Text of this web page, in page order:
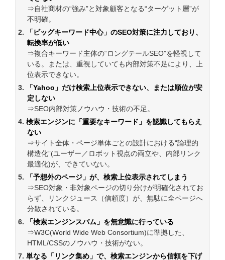
⇒自社商材の“強み”と対象顧客となる“ターゲット層”が
不明確。
「ビッグキーワード中心」のSEO対策に注力しており、
転換率が低い
⇒複合キーワード主体の“ロングテールSEO”を軽視して
いる。または、重視していても内部対策不足により、上
位表示できない。
「Yahoo」だけ検索上位表示できない、または順位が安
定しない
⇒SEO内部対策ノウハウ・技術の不足。
検索エンジンに「重要なキーワード」を認識してもらえ
ない
⇒サイト全体・ページ単体ごとの設計における“論理的
構造化”(ユーザー／ロボット視点の両立や、内部リンク
最適化)が、できていない。
「予想外のページ」が、検索上位表示されてしまう
⇒SEO対象・非対象ページの切り分けが明確化されてお
らず、リンクジュース（信頼度）が、無駄に全ページへ
分散されている。
「検索エンジンスパム」を無意識に行っている
⇒W3C(World Wide Web Consortium)に準拠した、
HTML/CSSのノウハウ・技術がない。
単なる「リンク集め」で、検索エンジンから信頼を下げ